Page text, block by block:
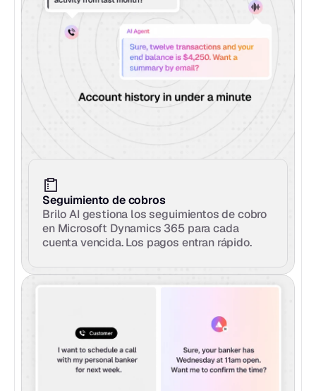
Seguimiento de cobros
Brilo AI gestiona los seguimientos de cobro
en Microsoft Dynamics 365 para cada
cuenta vencida. Los pagos entran rápido.